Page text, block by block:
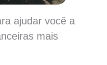
ajudar você a
mais